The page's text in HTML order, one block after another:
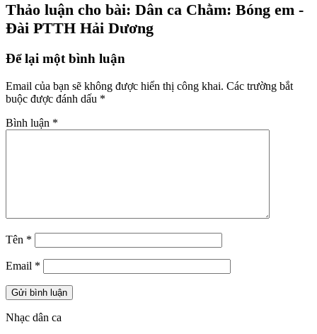
Thảo luận cho bài: Dân ca Chằm: Bóng em -
Đài PTTH Hải Dương
Để lại một bình luận
Email của bạn sẽ không được hiển thị công khai. Các trường bắt
buộc được đánh dấu *
Bình luận *
Tên *
Email *
Nhạc dân ca